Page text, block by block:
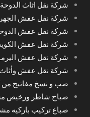
شركة نقل اثاث
شركة نقل عفش
شركة نقل عفش
شركة نقل عفش
شركة نقل عفش
شركة نقل عفش
صب و نسخ مفاتيح من
صباخ شاطر ورخيص
صباع تركيب باركيه